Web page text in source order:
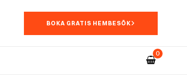
BOKA GRATIS HEMBESÖK